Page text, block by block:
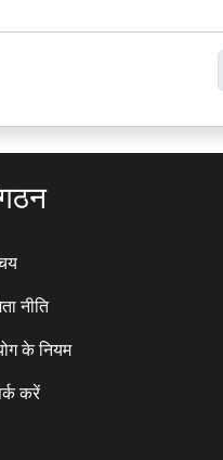
नीति
के नियम
करें